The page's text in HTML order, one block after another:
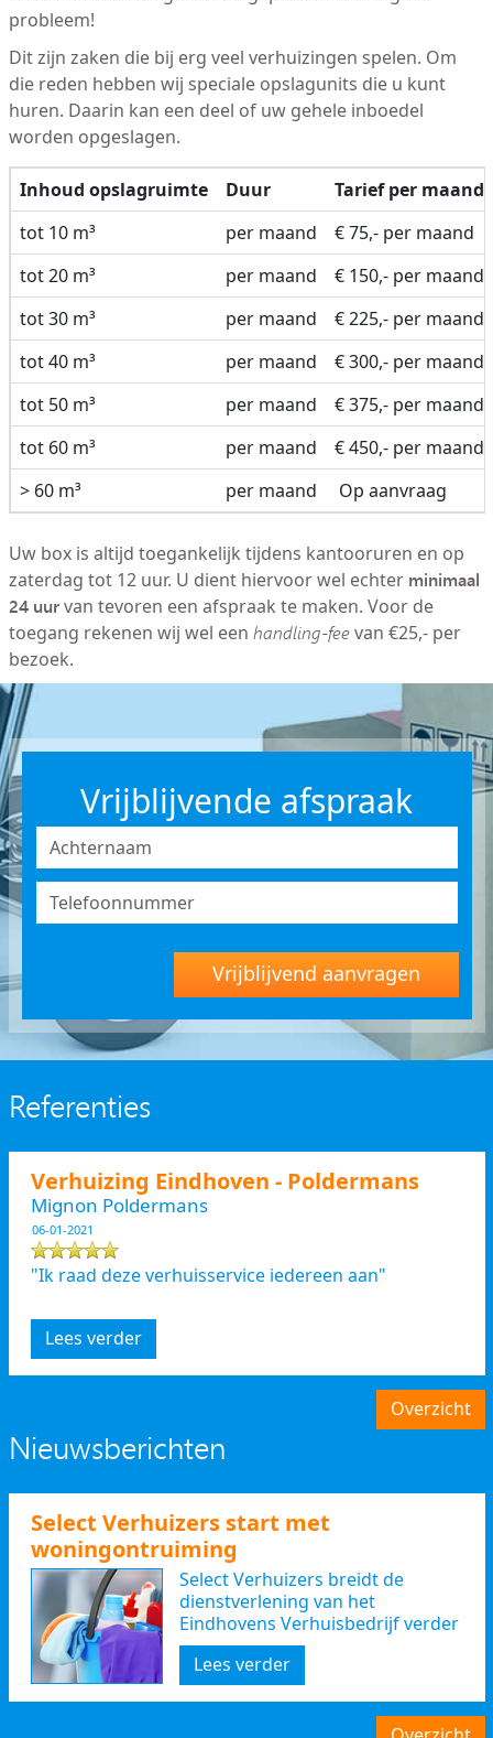
probleem!
Dit zijn zaken die bij erg veel verhuizingen spelen. Om
die reden hebben wij speciale opslagunits die u kunt
huren. Daarin kan een deel of uw gehele inboedel
worden opgeslagen.
Inhoud opslagruimte Duur
Tarief per maand
tot 10 m³
per maand
€ 75,- per maand
tot 20 m³
per maand
€ 150,- per maand
tot 30 m³
per maand
€ 225,- per maand
tot 40 m³
per maand
€ 300,- per maand
tot 50 m³
per maand
€ 375,- per maand
tot 60 m³
per maand
€ 450,- per maand
> 60 m³
per maand Op aanvraag
Uw box is altijd toegankelijk tijdens kantooruren en op
zaterdag tot 12 uur. U dient hiervoor wel echter minimaal
24 uurvan tevoren een afspraak te maken. Voor de
toegang rekenen wij wel een handling-feevan €25,- per
bezoek.
Vrijblijvende afspraak
Vrijblijvend aanvragen
Referenties
Verhuizing Eindhoven - Poldermans
Mignon Poldermans
06-01-2021
"Ik raad deze verhuisservice iedereen aan"
Lees verder
Overzicht
Nieuwsberichten
Select Verhuizers start met
woningontruiming
Select Verhuizers breidt de
dienstverlening van het
Eindhovens Verhuisbedrijf verder
uit
Lees verder